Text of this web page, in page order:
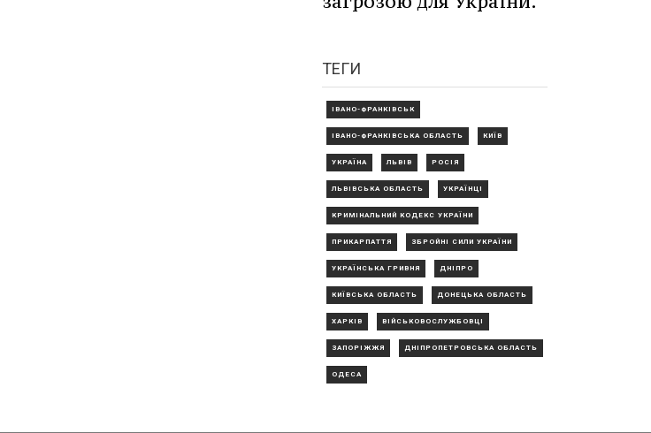
ТЕГИ
ІВАНО-ФРАНКІВСЬК
ІВАНО-ФРАНКІВСЬКА ОБЛАСТЬ КИЇВ
УКРАЇНА ЛЬВІВ РОСІЯ
ЛЬВІВСЬКА ОБЛАСТЬ УКРАЇНЦІ
КРИМІНАЛЬНИЙ КОДЕКС УКРАЇНИ
ПРИКАРПАТТЯ ЗБРОЙНІ СИЛИ УКРАЇНИ
УКРАЇНСЬКА ГРИВНЯ ДНІПРО
КИЇВСЬКА ОБЛАСТЬ ДОНЕЦЬКА ОБЛАСТЬ
ХАРКІВ ВІЙСЬКОВОСЛУЖБОВЦІ
ЗАПОРІЖЖЯ ДНІПРОПЕТРОВСЬКА ОБЛАСТЬ
ОДЕСА